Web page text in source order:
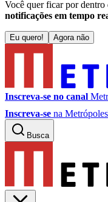
Você quer ficar por dentro
notificações em tempo
Eu quero! Agora não
Inscreva-se no canal
Inscreva-se na
Busca